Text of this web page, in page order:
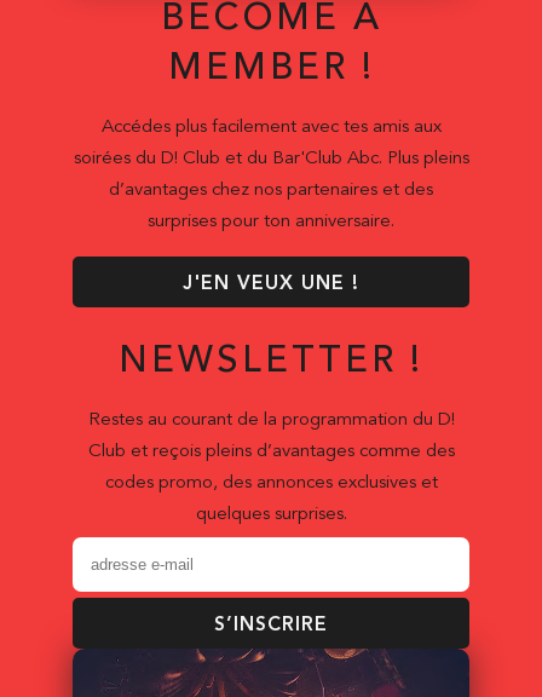
BECOME A
MEMBER !
Accédes plus facilement avec tes amis aux
soirées du D! Club et du Bar'Club Abc. Plus pleins
d’avantages chez nos partenaires et des
surprises pour ton anniversaire.
J'EN VEUX UNE !
NEWSLETTER !
Restes au courant de la programmation du D!
Club et reçois pleins d’avantages comme des
codes promo, des annonces exclusives et
quelques surprises.
S’INSCRIRE